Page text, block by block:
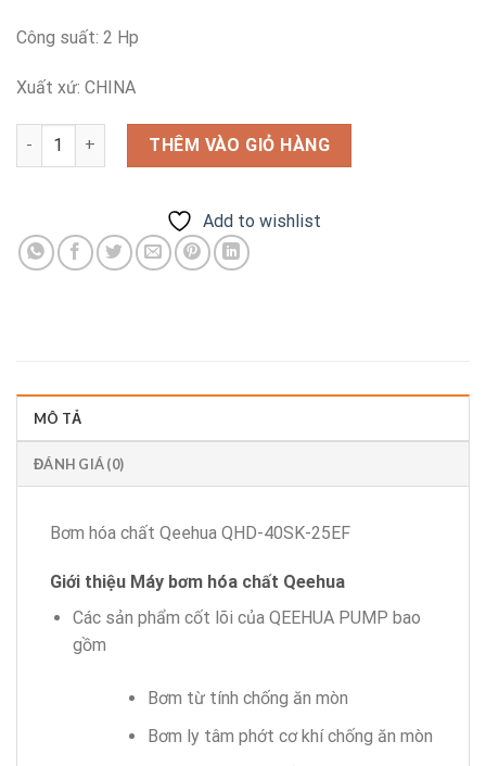
Công suất: 2 Hp
Xuất xứ: CHINA
Bơm hóa chất Qeehua QHD-40SK-25EF số lượng
THÊM VÀO GIỎ HÀNG
Add to wishlist
MÔ TẢ
ĐÁNH GIÁ (0)
Bơm hóa chất Qeehua QHD-40SK-25EF
Giới thiệu Máy bơm hóa chất Qeehua
Các sản phẩm cốt lõi của QEEHUA PUMP bao
gồm
Bơm từ tính chống ăn mòn
Bơm ly tâm phớt cơ khí chống ăn mòn